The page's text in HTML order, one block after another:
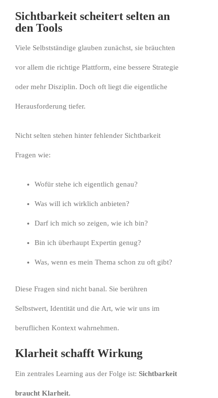
Sichtbarkeit scheitert selten an
den Tools
Viele Selbstständige glauben zunächst, sie bräuchten
vor allem die richtige Plattform, eine bessere Strategie
oder mehr Disziplin. Doch oft liegt die eigentliche
Herausforderung tiefer.
Nicht selten stehen hinter fehlender Sichtbarkeit
Fragen wie:
Wofür stehe ich eigentlich genau?
Was will ich wirklich anbieten?
Darf ich mich so zeigen, wie ich bin?
Bin ich überhaupt Expertin genug?
Was, wenn es mein Thema schon zu oft gibt?
Diese Fragen sind nicht banal. Sie berühren
Selbstwert, Identität und die Art, wie wir uns im
beruflichen Kontext wahrnehmen.
Klarheit schafft Wirkung
Ein zentrales Learning aus der Folge ist: Sichtbarkeit
braucht Klarheit.